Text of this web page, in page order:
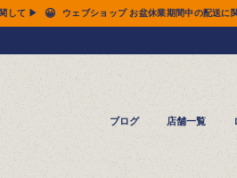
中の配送に関して ▶ 😀 ウェブショップ お盆休業期
ブログ 店舗一覧